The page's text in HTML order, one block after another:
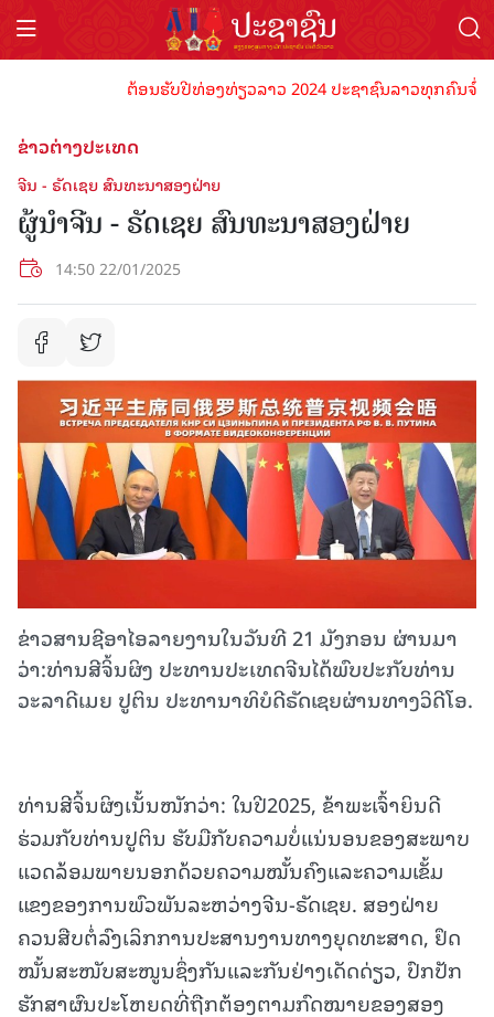
ຕ້ອນຮັບປີທ່ອງທ່ຽວລາວ 2024 ປະຊາຊົນລາວທຸກຄົນຈົ່ງ
ຂ່າວຕ່າງປະເທດ
ຈີນ - ຣັດເຊຍ ສົນທະນາສອງຝ່າຍ
ຜູ້ນຳຈີນ - ຣັດເຊຍ ສົນທະນາສອງຝ່າຍ
14:50 22/01/2025
ຂ່າວສານຊີອາໄອລາຍງານໃນວັນທີ 21 ມັງກອນ ຜ່ານມາ
ວ່າ:ທ່ານສີຈິ້ນຜິງ ປະທານປະເທດຈີນໄດ້ພົບປະກັບທ່ານ
ວະລາດີເມຍ ປູຕິນ ປະທານາທິບໍດີຣັດເຊຍຜ່ານທາງວິດີໂອ.
ທ່ານສີຈິ້ນຜິງເນັ້ນໜັກວ່າ: ໃນປີ2025, ຂ້າພະເຈົ້າຍິນດີ
ຮ່ວມກັບທ່ານປູຕິນ ຮັບມືກັບຄວາມບໍ່ແນ່ນອນຂອງສະພາບ
ແວດລ້ອມພາຍນອກດ້ວຍຄວາມໝັ້ນຄົງແລະຄວາມເຂັ້ມ
ແຂງຂອງການພົວພັນລະຫວ່າງຈີນ-ຣັດເຊຍ. ສອງຝ່າຍ
ຄວນສືບຕໍ່ລົງເລິກການປະສານງານທາງຍຸດທະສາດ, ຢຶດ
ໝັ້ນສະໜັບສະໜູນຊຶ່ງກັນແລະກັນຢ່າງເດັດດ່ຽວ, ປົກປັກ
ຮັກສາຜົນປະໂຫຍດທີ່ຖືກຕ້ອງຕາມກົດໝາຍຂອງສອງ